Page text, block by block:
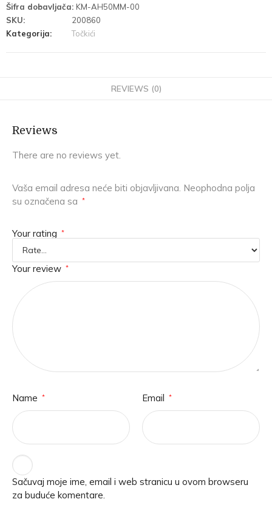
Šifra dobavljača: KM-AH50MM-00
SKU:
200860
Kategorija:
Točkići
REVIEWS (0)
Reviews
There are no reviews yet.
Vaša email adresa neće biti objavljivana. Neophodna polja
su označena sa
*
Your rating *
Your review *
Name * Email *
Sačuvaj moje ime, email i web stranicu u ovom browseru
za buduće komentare.